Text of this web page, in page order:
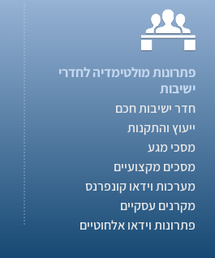
פתרונות מולטימדיה לחדרי
ישיבות
חדר ישיבות חכם
ייעוץ והתקנות
מסכי מגע
מסכים מקצועיים
מערכות וידאו קונפרנס
מקרנים עסקיים
פתרונות וידאו אלחוטיים